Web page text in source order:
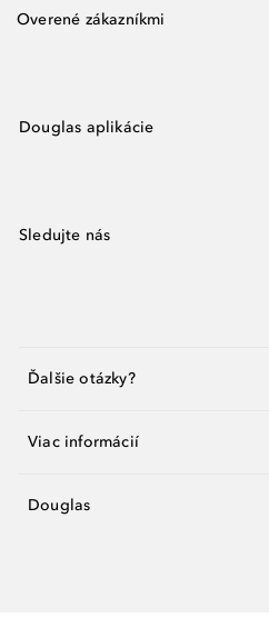
Overené zákazníkmi
Douglas aplikácie
Sledujte nás
Ďalšie otázky?
Viac informácií
Douglas